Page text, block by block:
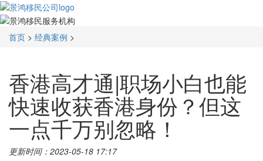
首页 > 经典案例 >
香港高才通|职场小白也能
快速收获香港身份？但这
一点千万别忽略！
更新时间：2023-05-18 17:17